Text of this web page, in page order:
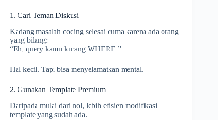
1. Cari Teman Diskusi
Kadang masalah coding selesai cuma karena ada orang
yang bilang:
“Eh, query kamu kurang WHERE.”
Hal kecil. Tapi bisa menyelamatkan mental.
2. Gunakan Template Premium
Daripada mulai dari nol, lebih efisien modifikasi
template yang sudah ada.